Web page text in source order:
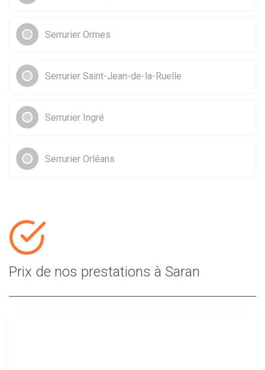
Serrurier Ormes
Serrurier Saint-Jean-de-la-Ruelle
Serrurier Ingré
Serrurier Orléans
Prix de nos prestations à Saran